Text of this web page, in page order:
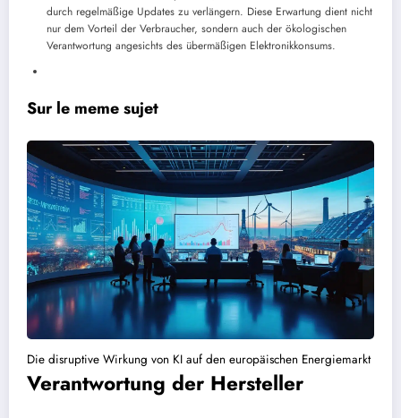
durch regelmäßige Updates zu verlängern. Diese Erwartung dient nicht
nur dem Vorteil der Verbraucher, sondern auch der ökologischen
Verantwortung angesichts des übermäßigen Elektronikkonsums.
Sur le meme sujet
Die disruptive Wirkung von KI auf den europäischen Energiemarkt
Verantwortung der Hersteller